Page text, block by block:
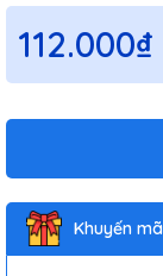
112.000₫
Khuyến